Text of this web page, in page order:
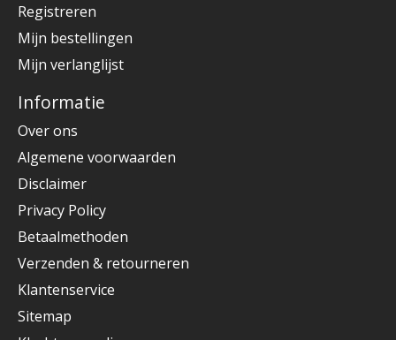
Registreren
Mijn bestellingen
Mijn verlanglijst
Informatie
Over ons
Algemene voorwaarden
Disclaimer
Privacy Policy
Betaalmethoden
Verzenden & retourneren
Klantenservice
Sitemap